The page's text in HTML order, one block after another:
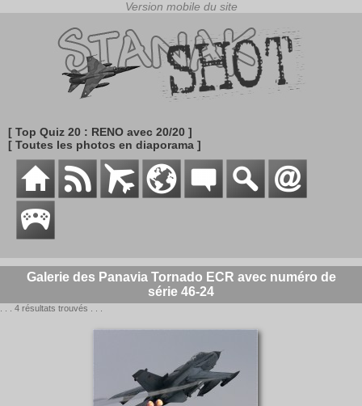
[ Top Quiz 20 : RENO avec 20/20 ]
[ Toutes les photos en diaporama ]
Galerie des Panavia Tornado ECR avec numéro de
série 46-24
. . . 4 résultats trouvés . . .